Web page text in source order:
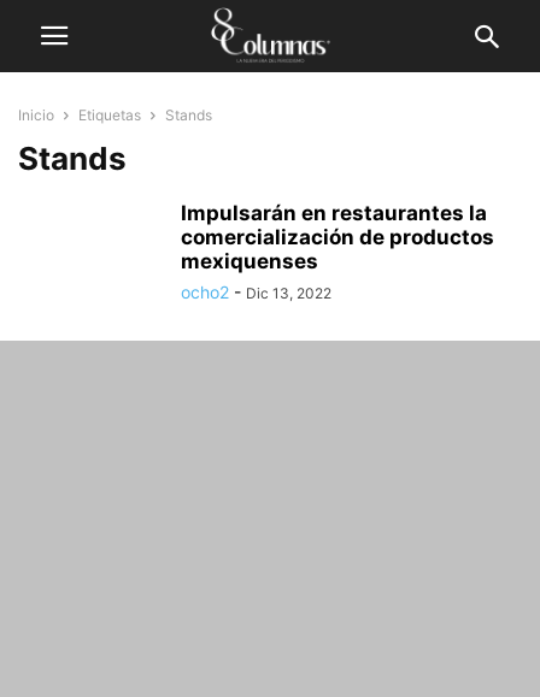
Inicio Etiquetas Stands
Stands
Impulsarán en restaurantes la
comercialización de productos
mexiquenses
ocho2 - Dic 13, 2022